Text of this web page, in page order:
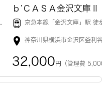
」駅 徒歩6分京急本線「金沢文庫 」駅 徒歩
32,000 円 （管理費 5,000